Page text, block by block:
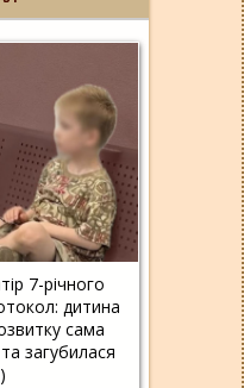
7-річного
дитина
сама
загубилася